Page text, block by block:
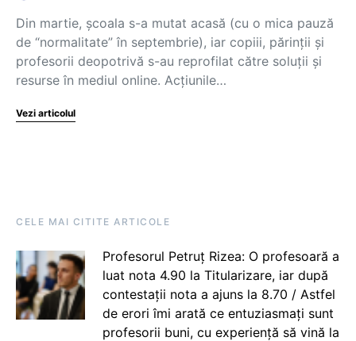
Din martie, școala s-a mutat acasă (cu o mica pauză
de “normalitate” în septembrie), iar copiii, părinții și
profesorii deopotrivă s-au reprofilat către soluții și
resurse în mediul online. Acțiunile…
Vezi articolul
CELE MAI CITITE ARTICOLE
Profesorul Petruț Rizea: O profesoară a
luat nota 4.90 la Titularizare, iar după
contestații nota a ajuns la 8.70 / Astfel
de erori îmi arată ce entuziasmați sunt
profesorii buni, cu experiență să vină la